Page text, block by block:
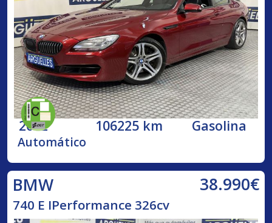
2012 106225 km Gasolina
Automático
BMW 38.990€
740 E IPerformance 326cv